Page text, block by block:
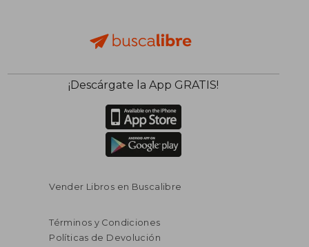
¡Descárgate la App GRATIS!
Vender Libros en Buscalibre
Términos y Condiciones
Políticas de Devolución